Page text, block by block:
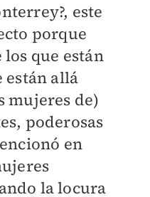
este
porque
los que están
están allá
mujeres de)
poderosas
en
la locura